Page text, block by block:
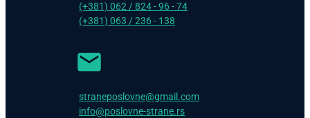
(+381) 062 / 824 - 96 - 74
(+381) 063 / 236 - 138
straneposlovne@gmail.com
info@poslovne-strane.rs